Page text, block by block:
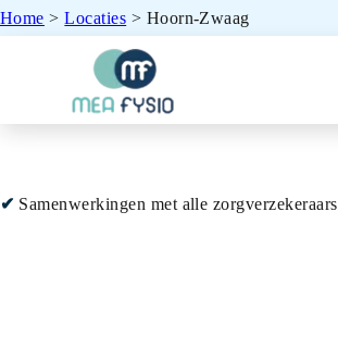
Home >Locaties > Hoorn-Zwaag
Samenwerkingen met alle zorgverzekeraars